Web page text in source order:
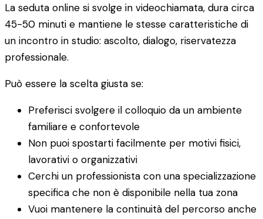
La seduta online si svolge in videochiamata, dura circa
45-50 minuti e mantiene le stesse caratteristiche di
un incontro in studio: ascolto, dialogo, riservatezza
professionale.
Può essere la scelta giusta se:
Preferisci svolgere il colloquio da un ambiente
familiare e confortevole
Non puoi spostarti facilmente per motivi fisici,
lavorativi o organizzativi
Cerchi un professionista con una specializzazione
specifica che non è disponibile nella tua zona
Vuoi mantenere la continuità del percorso anche